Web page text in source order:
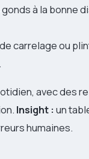
à la bonne
carrelage ou
avec des
Insight : un
humaines.